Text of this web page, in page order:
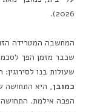
2026).
המחשבה המטרידה
שעולות בנו
כמובן, היא התחושה
הפכה אילמת.